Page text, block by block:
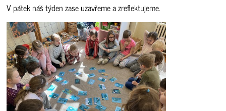
V pátek náš týden zase uzavřeme a zreflektujeme.